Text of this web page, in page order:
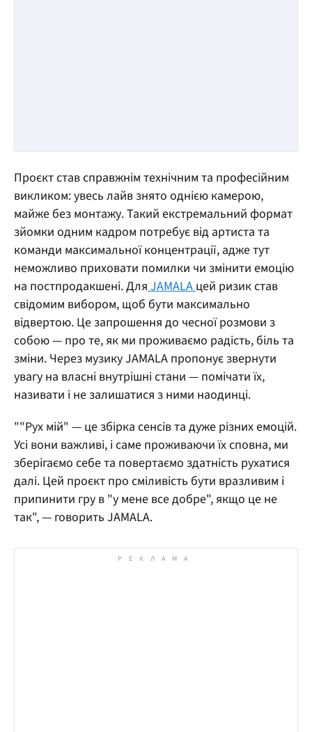
Проєкт став справжнім технічним та професійним
викликом: увесь лайв знято однією камерою,
майже без монтажу. Такий екстремальний формат
зйомки одним кадром потребує від артиста та
команди максимальної концентрації, адже тут
неможливо приховати помилки чи змінити емоцію
на постпродакшені. ДляJAMALAцей ризик став
свідомим вибором, щоб бути максимально
відвертою. Це запрошення до чесної розмови з
собою — про те, як ми проживаємо радість, біль та
зміни. Через музику JAMALA пропонує звернути
увагу на власні внутрішні стани — помічати їх,
називати і не залишатися з ними наодинці.
""Рух мій" — це збірка сенсів та дуже різних емоцій.
Усі вони важливі, і саме проживаючи їх сповна, ми
зберігаємо себе та повертаємо здатність рухатися
далі. Цей проєкт про сміливість бути вразливим і
припинити гру в "у мене все добре", якщо це не
так", — говорить JAMALA.